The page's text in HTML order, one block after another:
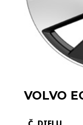
VOLVO